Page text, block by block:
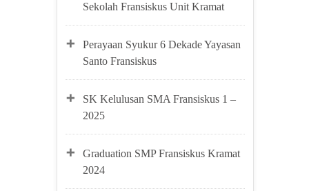
Sekolah Fransiskus Unit Kramat
Perayaan Syukur 6 Dekade Yayasan
Santo Fransiskus
SK Kelulusan SMA Fransiskus 1 –
2025
Graduation SMP Fransiskus Kramat
2024